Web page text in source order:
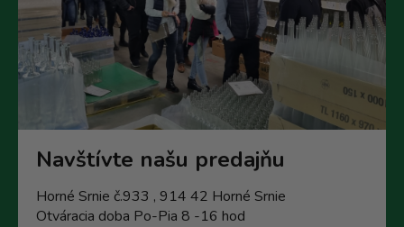
Navštívte našu predajňu
Horné Srnie č.933 , 914 42 Horné Srnie
Otváracia doba Po-Pia 8 -16 hod